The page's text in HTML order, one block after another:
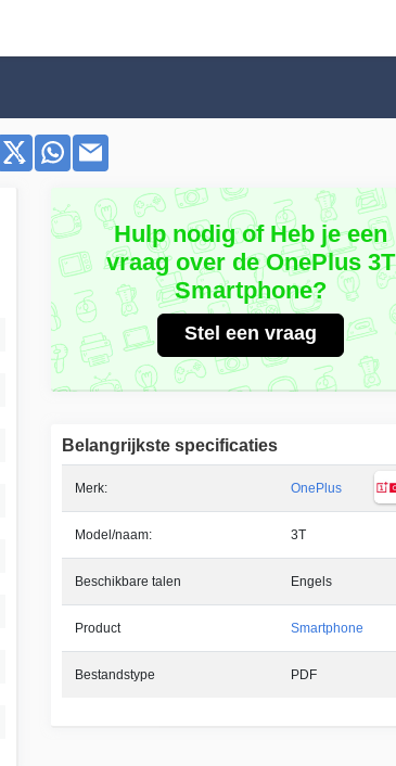
Hulp nodig of Heb je een
vraag over de OnePlus 3T
Smartphone?
Stel een vraag
Belangrijkste specificaties
Merk: OnePlus
Model/naam: 3T
Beschikbare talen Engels
Product Smartphone
Bestandstype PDF